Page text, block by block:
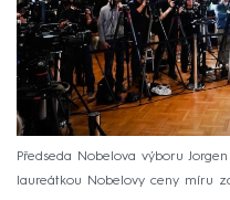
Předseda Nobelova výboru
laureátkou Nobelovy ceny míru